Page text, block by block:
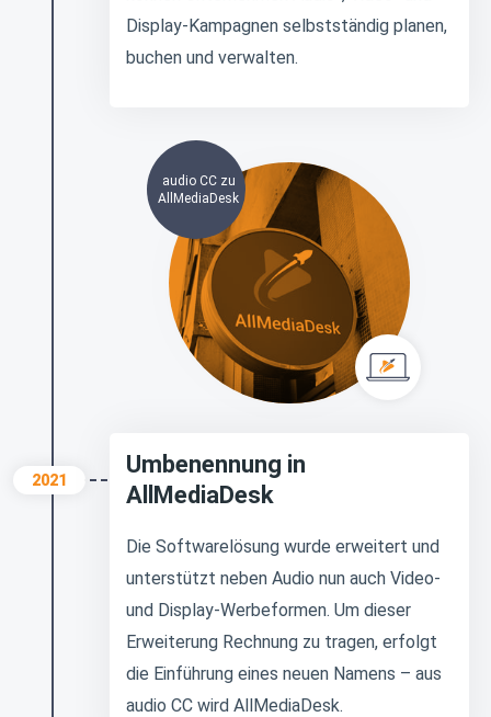
Display-Kampagnen selbstständig planen,
buchen und verwalten.
audio CC zu
AllMediaDesk
2021
Umbenennung in
AllMediaDesk
Die Softwarelösung wurde erweitert und
unterstützt neben Audio nun auch Video-
und Display-Werbeformen. Um dieser
Erweiterung Rechnung zu tragen, erfolgt
die Einführung eines neuen Namens – aus
audio CC wird AllMediaDesk.